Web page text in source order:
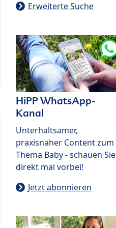
Erweiterte Suche
HiPP WhatsApp-
Kanal
Unterhaltsamer,
praxisnaher Content zum
Thema Baby - schauen Sie
direkt mal vorbei!
Jetzt abonnieren